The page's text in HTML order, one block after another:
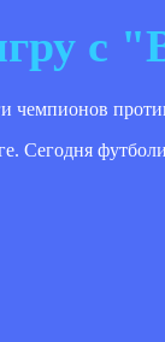
с
чемпионов